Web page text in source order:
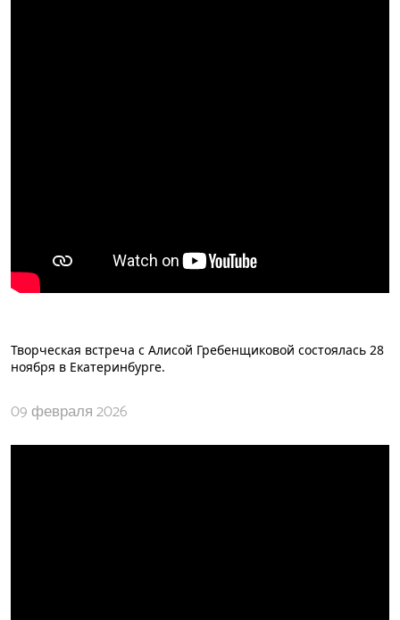
Творческая встреча с Алисой Гребенщиковой состоялась 28
ноября в Екатеринбурге.
09 февраля 2026